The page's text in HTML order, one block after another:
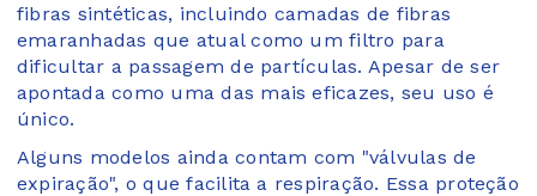
fibras sintéticas, incluindo camadas de fibras
emaranhadas que atual como um filtro para
dificultar a passagem de partículas. Apesar de ser
apontada como uma das mais eficazes, seu uso é
único.
Alguns modelos ainda contam com "válvulas de
expiração", o que facilita a respiração. Essa proteção